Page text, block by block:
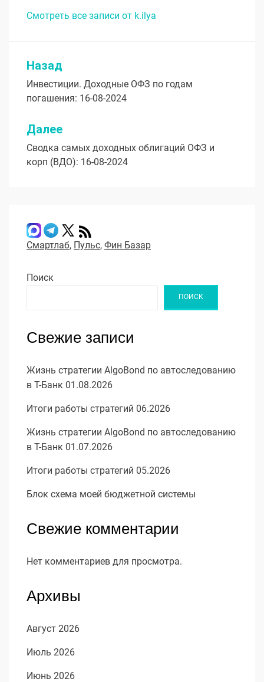
Смотреть все записи от k.ilya
Навигация
по
записям
Назад
Инвестиции. Доходные ОФЗ по годам
погашения: 16-08-2024
Далее
Сводка самых доходных облигаций ОФЗ и
корп (ВДО): 16-08-2024
Смартлаб, Пульс, Фин Базар
Поиск
ПОИСК
Свежие записи
Жизнь стратегии AlgoBond по автоследованию
в Т-Банк 01.08.2026
Итоги работы стратегий 06.2026
Жизнь стратегии AlgoBond по автоследованию
в Т-Банк 01.07.2026
Итоги работы стратегий 05.2026
Блок схема моей бюджетной системы
Свежие комментарии
Нет комментариев для просмотра.
Архивы
Август 2026
Июль 2026
Июнь 2026